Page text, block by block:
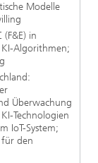
Modelle
(F&E) in
Algorithmen;
Überwachung
Technologien
IoT-System;
für den